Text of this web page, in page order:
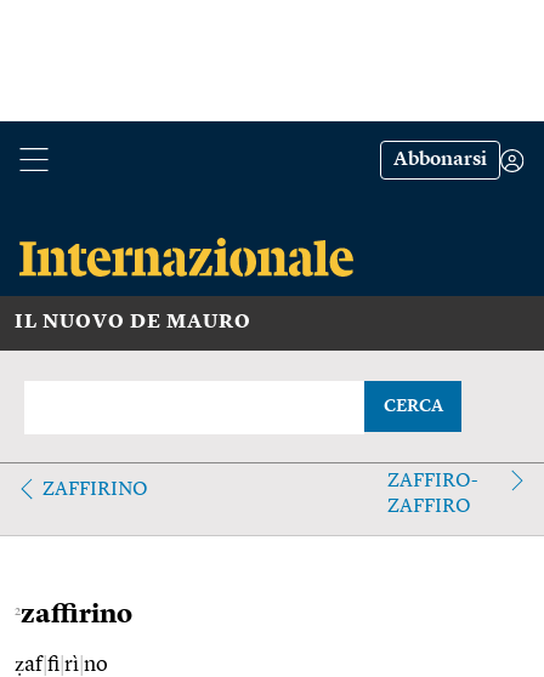
Abbonarsi
IL NUOVO DE MAURO
CERCA
ZAFFIRINO
ZAFFIRO-
ZAFFIRO
2zaffirino
ẓaf|fi rì no